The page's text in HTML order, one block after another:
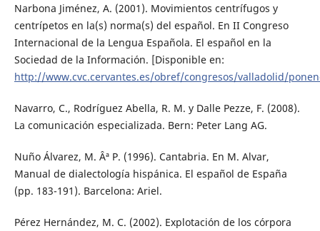
Narbona Jiménez, A. (2001). Movimientos centrífugos y
centrípetos en la(s) norma(s) del español. En II Congreso
Internacional de la Lengua Española. El español en la
Sociedad de la Información. [Disponible en:
http://www.cvc.cervantes.es/obref/congresos/valladolid/
Navarro, C., Rodríguez Abella, R. M. y Dalle Pezze, F. (2008).
La comunicación especializada. Bern: Peter Lang AG.
Nuño Álvarez, M. Âª P. (1996). Cantabria. En M. Alvar,
Manual de dialectología hispánica. El español de España
(pp. 183-191). Barcelona: Ariel.
Pérez Hernández, M. C. (2002). Explotación de los córpora